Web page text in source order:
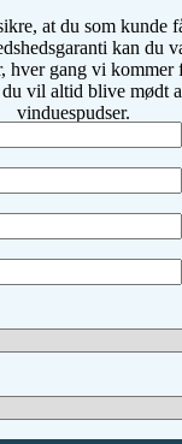
at du som kunde
kan du
hver gang vi
du vil altid blive mødt
vinduespudser.